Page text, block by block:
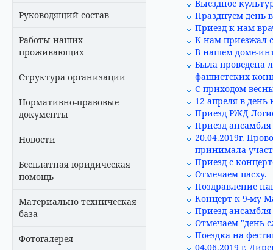
Руководящий состав
Работы наших
проживающих
Структура организации
Нормативно-правовые
документы
Новости
Бесплатная юридическая
помощь
Материально техническая
база
Фотогалерея
Выездное
Празднуем день
Приезд к нам
К нам приезжал
В нашем доме-
Была проведена
фашистских
С приходом
12 апреля в
Приезд РЖД
Приезд
20.04.2019г.
принимала
Приезд с
Отмечаем пасху.
Поздравление
Концерт к 9-му
Приезд ансамбля
Отмечаем "день
Поездка на
04.06.2019 г.